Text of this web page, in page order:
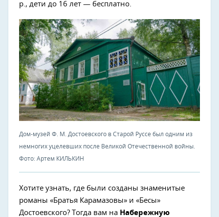
р., дети до 16 лет — бесплатно.
Дом-музей Ф. М. Достоевского в Старой Руссе был одним из
немногих уцелевших после Великой Отечественной войны.
Фото: Артем КИЛЬКИН
Хотите узнать, где были созданы знаменитые
романы «Братья Карамазовы» и «Бесы»
Достоевского? Тогда вам на Набережную